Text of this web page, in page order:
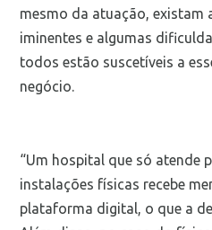
mesmo da atuação, existam
iminentes e algumas
todos estão suscetíveis a
negócio.
“Um hospital que só atende
instalações físicas recebe
plataforma digital, o que a